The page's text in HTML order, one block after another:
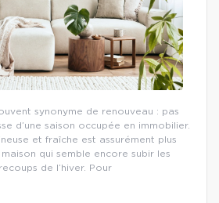
synonyme de renouveau : pas
d’une saison occupée en immobilier.
et fraîche est assurément plus
maison qui semble encore subir les
de l’hiver. Pour